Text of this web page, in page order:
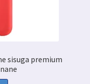
sisuga premium